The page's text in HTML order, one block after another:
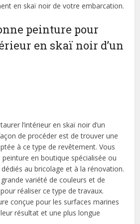
en skaï noir de votre embarcation.
peinture pour
en skaï noir d’un
l’intérieur en skaï noir d’un
de procéder est de trouver une
à ce type de revêtement. Vous
en boutique spécialisée ou
au bricolage et à la rénovation.
variété de couleurs et de
réaliser ce type de travaux.
conçue pour les surfaces marines
résultat et une plus longue